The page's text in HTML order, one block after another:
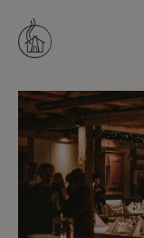
sisältöön